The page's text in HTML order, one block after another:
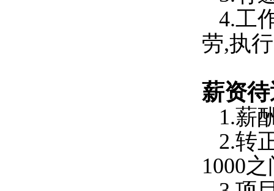
4.工
劳,执
薪资
1.薪
2.转
1000